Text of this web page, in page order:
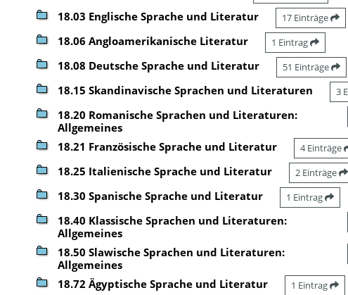
18.03 Englische Sprache und Literatur 17 Einträge
18.06 Angloamerikanische Literatur 1 Eintrag
18.08 Deutsche Sprache und Literatur 51 Einträge
18.15 Skandinavische Sprachen und Literaturen 3
18.20 Romanische Sprachen und Literaturen:
Allgemeines
18.21 Französische Sprache und Literatur 4 Einträge
18.25 Italienische Sprache und Literatur 2 Einträge
18.30 Spanische Sprache und Literatur 1 Eintrag
18.40 Klassische Sprachen und Literaturen:
Allgemeines
18.50 Slawische Sprachen und Literaturen:
Allgemeines
18.72 Ägyptische Sprache und Literatur 1 Eintrag